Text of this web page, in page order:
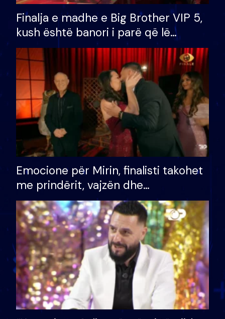
Finalja e madhe e Big Brother VIP 5,
kush është banori i parë që lë
shtëpinë dhe humb mundësinë për
të fituar çmimin e madh
Emocione për Mirin, finalisti takohet
me prindërit, vajzën dhe
bashkëshorten: S’kemi ndonjë letër
divorci apo jo?